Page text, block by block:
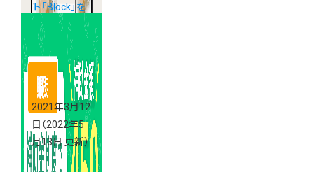
ト「Block」を
追加しました
2021年3月12
日 （2022年5
月13日 更新）